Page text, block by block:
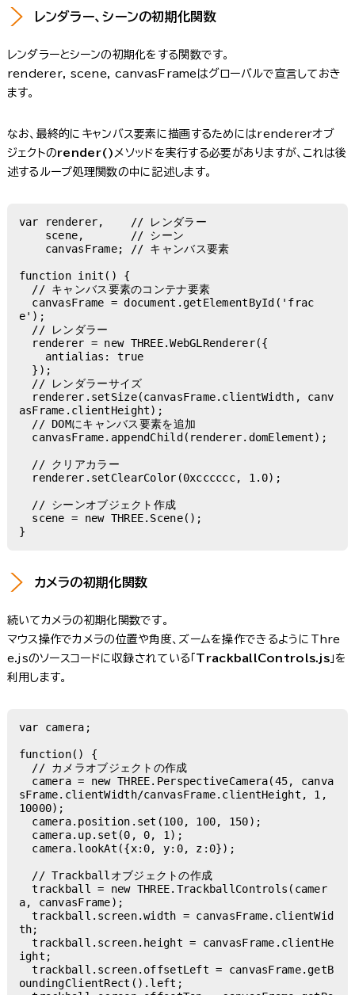
レンダラー、シーンの初期化関数
レンダラーとシーンの初期化をする関数です。
renderer, scene, canvasFrameはグローバルで宣言しておき
ます。
なお、最終的にキャンバス要素に描画するためにはrendererオブ
ジェクトのrender() メソッドを実行する必要がありますが、これは後
述するループ処理関数の中に記述します。
var renderer,    // レンダラー
function init() {
e');
asFrame.clientHeight);
}
カメラの初期化関数
続いてカメラの初期化関数です。
マウス操作でカメラの位置や角度、ズームを操作できるようにThre
e.jsのソースコードに収録されている「 TrackballControls.js 」を
利用します。
var camera;
function() {
sFrame.clientWidth/canvasFrame.clientHeight, 1,
10000);
  trackball = new THREE.TrackballControls(camer
a, canvasFrame);
  trackball.screen.width = canvasFrame.clientWid
th;
  trackball.screen.height = canvasFrame.clientHe
ight;
  trackball.screen.offsetLeft = canvasFrame.getB
oundingClientRect().left;